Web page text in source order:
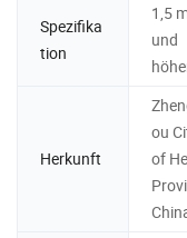
Spezifika
tion
1,5
und
Herkunft
ou
of